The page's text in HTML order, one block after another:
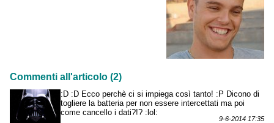
Commenti all'articolo (2)
:D :D Ecco perchè ci si impiega così tanto! :P Dicono di
togliere la batteria per non essere intercettati ma poi
come cancello i dati?!? :lol:
9-6-2014 17:35